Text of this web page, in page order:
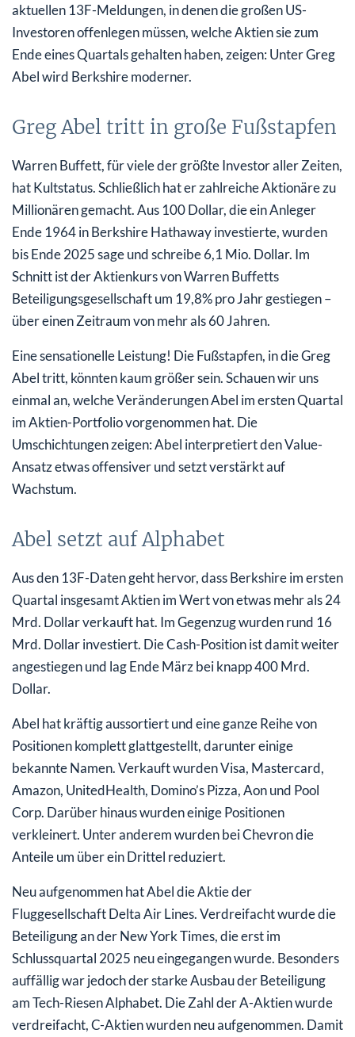
aktuellen 13F-Meldungen, in denen die großen US-
Investoren offenlegen müssen, welche Aktien sie zum
Ende eines Quartals gehalten haben, zeigen: Unter Greg
Abel wird Berkshire moderner.
Greg Abel tritt in große Fußstapfen
Warren Buffett, für viele der größte Investor aller Zeiten,
hat Kultstatus. Schließlich hat er zahlreiche Aktionäre zu
Millionären gemacht. Aus 100 Dollar, die ein Anleger
Ende 1964 in Berkshire Hathaway investierte, wurden
bis Ende 2025 sage und schreibe 6,1 Mio. Dollar. Im
Schnitt ist der Aktienkurs von Warren Buffetts
Beteiligungsgesellschaft um 19,8% pro Jahr gestiegen –
über einen Zeitraum von mehr als 60 Jahren.
Eine sensationelle Leistung! Die Fußstapfen, in die Greg
Abel tritt, könnten kaum größer sein. Schauen wir uns
einmal an, welche Veränderungen Abel im ersten Quartal
im Aktien-Portfolio vorgenommen hat. Die
Umschichtungen zeigen: Abel interpretiert den Value-
Ansatz etwas offensiver und setzt verstärkt auf
Wachstum.
Abel setzt auf Alphabet
Aus den 13F-Daten geht hervor, dass Berkshire im ersten
Quartal insgesamt Aktien im Wert von etwas mehr als 24
Mrd. Dollar verkauft hat. Im Gegenzug wurden rund 16
Mrd. Dollar investiert. Die Cash-Position ist damit weiter
angestiegen und lag Ende März bei knapp 400 Mrd.
Dollar.
Abel hat kräftig aussortiert und eine ganze Reihe von
Positionen komplett glattgestellt, darunter einige
bekannte Namen. Verkauft wurden Visa, Mastercard,
Amazon, UnitedHealth, Domino’s Pizza, Aon und Pool
Corp. Darüber hinaus wurden einige Positionen
verkleinert. Unter anderem wurden bei Chevron die
Anteile um über ein Drittel reduziert.
Neu aufgenommen hat Abel die Aktie der
Fluggesellschaft Delta Air Lines. Verdreifacht wurde die
Beteiligung an der New York Times, die erst im
Schlussquartal 2025 neu eingegangen wurde. Besonders
auffällig war jedoch der starke Ausbau der Beteiligung
am Tech-Riesen Alphabet. Die Zahl der A-Aktien wurde
verdreifacht, C-Aktien wurden neu aufgenommen. Damit